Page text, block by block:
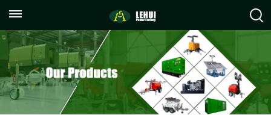
059122071372
info@lehuipowerfactory.com